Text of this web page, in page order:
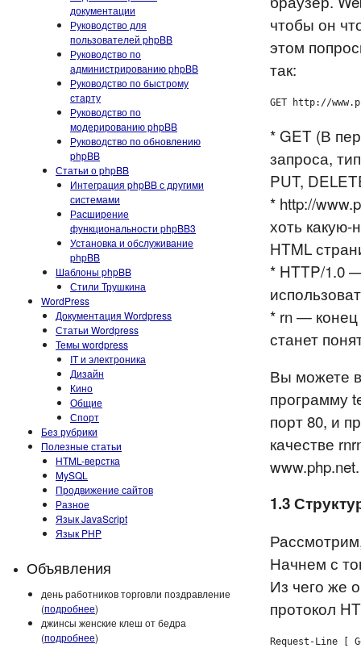
документации
Руководство для
пользователей phpBB
Руководство по
администрированию phpBB
Руководство по быстрому
старту
Руководство по
модерированию phpBB
Руководство по обновлению
phpBB
Статьи о phpBB
Интеграция phpBB с другими
системами
Расширение
функциональности phpBB3
Установка и обслуживание
phpBB
Шаблоны phpBB
Стили Трушкина
WordPress
Документация Wordpress
Статьи Wordpress
Темы wordpress
IT и электроника
Дизайн
Кино
Общие
Спорт
Без рубрики
Полезные статьи
HTML-верстка
MySQL
Продвижение сайтов
Разное
Язык JavaScript
Язык PHP
Объявления
день работников торговли поздравление
(подробнее)
джинсы женские клеш от бедра
(подробнее)
чтобы он
этом
так:
GET http://
* GET (В
запроса,
PUT,
* http://
хоть
HTML
* HTTP/1.0
* rn — конец
станет
Вы можете
программу
порт 80, и
качестве
www.php.net.
1.3
Начнем с
Из чего же
протокол
Request-Line [